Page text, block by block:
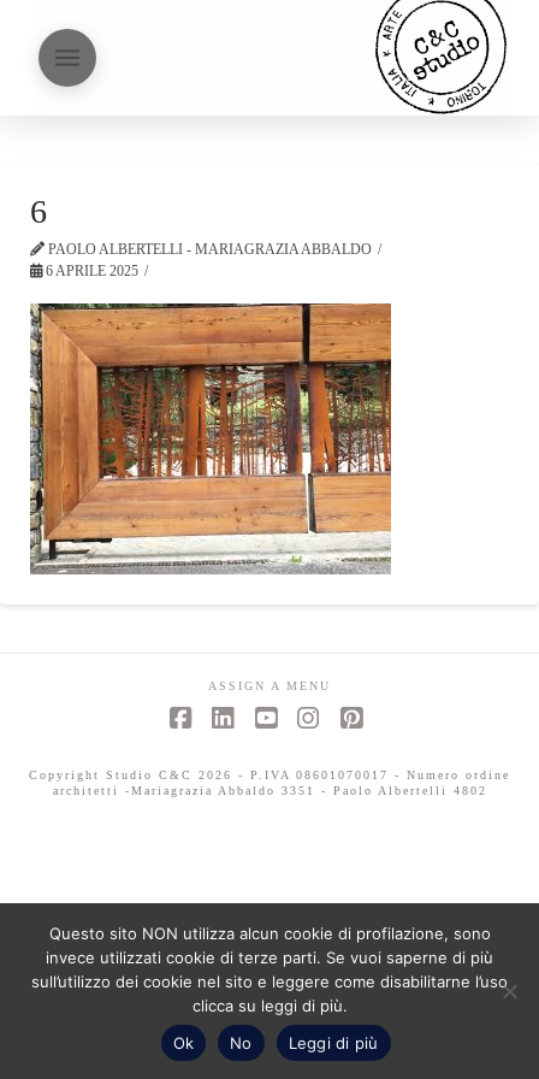
6
PAOLO ALBERTELLI - MARIAGRAZIA ABBALDO
6 APRILE 2025
ASSIGN A MENU
Copyright Studio C&C 2026 - P.IVA 08601070017 - Numero ordine
architetti -Mariagrazia Abbaldo 3351 - Paolo Albertelli 4802
Questo sito NON utilizza alcun cookie di profilazione, sono
invece utilizzati cookie di terze parti. Se vuoi saperne di più
sull’utilizzo dei cookie nel sito e leggere come disabilitarne l’uso
clicca su leggi di più.
Ok
No Leggi di più